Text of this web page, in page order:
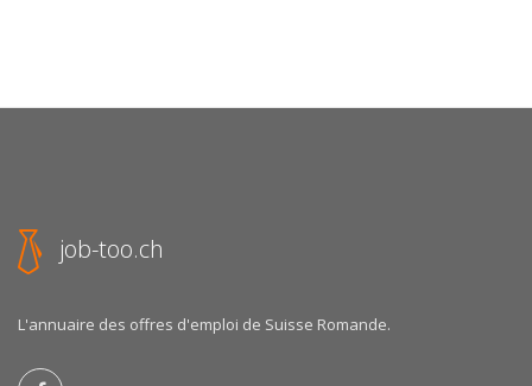
job-too.ch
L'annuaire des offres d'emploi de Suisse Romande.